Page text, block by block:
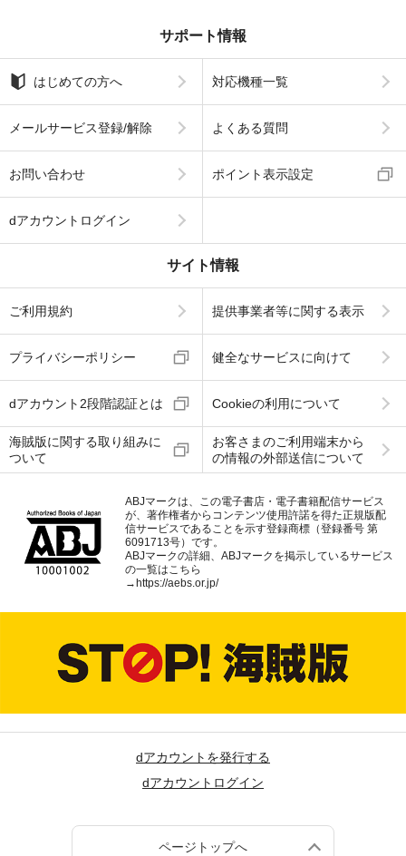
サポート情報
はじめての方へ 対応機種一覧
メールサービス登録/解除 よくある質問
お問い合わせ ポイント表示設定
dアカウントログイン
サイト情報
ご利用規約 提供事業者等に関する表示
プライバシーポリシー 健全なサービスに向けて
dアカウント2段階認証とは Cookieの利用について
海賊版に関する取り組みに
ついて
お客さまのご利用端末から
の情報の外部送信について
ABJマークは、この電子書店・電子書籍配信サービス
が、著作権者からコンテンツ使用許諾を得た正規版配
信サービスであることを示す登録商標（登録番号 第
6091713号）です。
ABJマークの詳細、ABJマークを掲示しているサービス
の一覧はこちら
→ https://aebs.or.jp/
dアカウントを発行する
dアカウントログイン
ページトップへ